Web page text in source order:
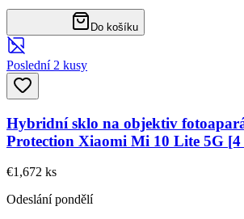
Do košíku
Poslední 2 kusy
Hybridní sklo na objektiv
Protection Xiaomi Mi 10 Lite 5G
€1,672 ks
Odeslání pondělí